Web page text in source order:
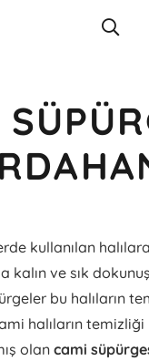
kullanılan
ve sık
bu halıların
halıların temizliği
olan cami